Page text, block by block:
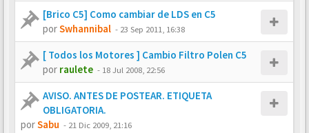
[Brico C5] Como cambiar de LDS en C5
porSwhannibal - 23 Sep 2011, 16:38
[ Todos los Motores ] Cambio Filtro Polen C5
por raulete - 18 Jul 2008, 22:56
AVISO. ANTES DE POSTEAR. ETIQUETA
OBLIGATORIA.
porSabu - 21 Dic 2009, 21:16